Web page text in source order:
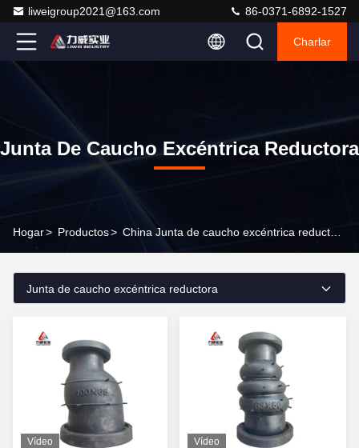
liweigroup2021@163.com 86-0371-6892-1527
Charlar
Junta De Caucho Excéntrica Reductora
Hogar> Productos>
Junta de caucho excéntrica reductora
Vídeo Vídeo